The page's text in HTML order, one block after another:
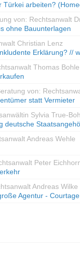
Türkei arbeiten?
von: Rechtsanwalt
ohne Bauunterlagen
Christian Lenz
Erklärung? //
Thomas Bohle
von:
statt Vermieter
Sylvia True-
deutsche
Andreas Wehle
Peter
Andreas Wilke
Agentur -